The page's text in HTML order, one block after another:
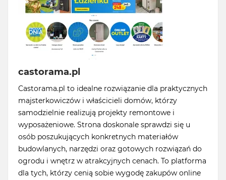
castorama.pl
Castorama.pl to idealne rozwiązanie dla praktycznych
majsterkowiczów i właścicieli domów, którzy
samodzielnie realizują projekty remontowe i
wyposażeniowe. Strona doskonale sprawdzi się u
osób poszukujących konkretnych materiałów
budowlanych, narzędzi oraz gotowych rozwiązań do
ogrodu i wnętrz w atrakcyjnych cenach. To platforma
dla tych, którzy cenią sobie wygodę zakupów online